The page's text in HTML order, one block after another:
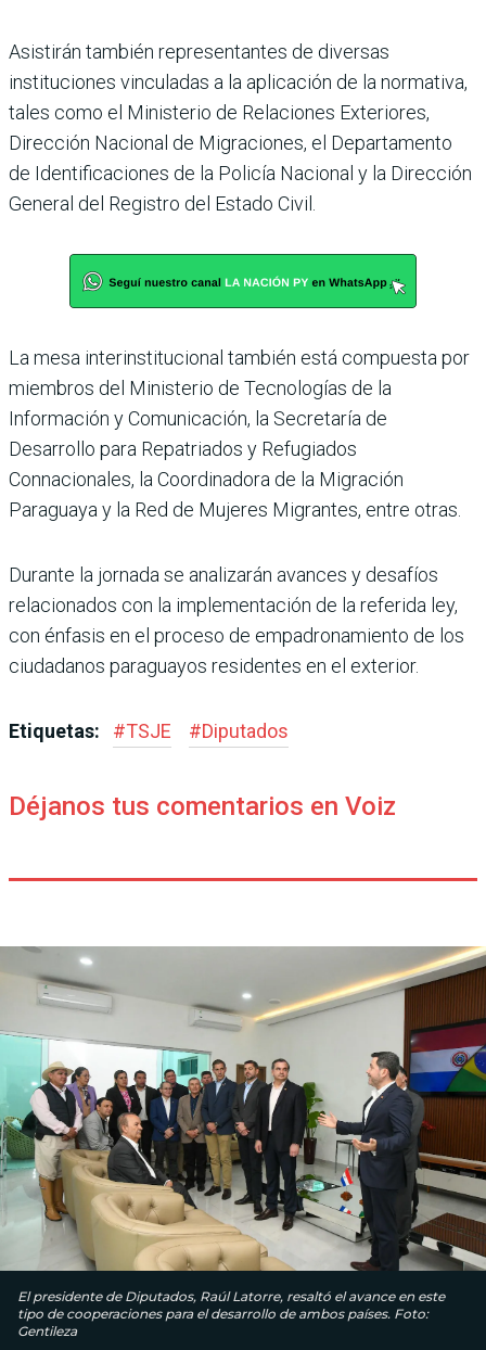
Asistirán también representantes de diversas
instituciones vinculadas a la aplicación de la normativa,
tales como el Ministerio de Relaciones Exteriores,
Dirección Nacional de Migraciones, el Departamento
de Identificaciones de la Policía Nacional y la Dirección
General del Registro del Estado Civil.
La mesa interinstitucional también está compuesta por
miembros del Ministerio de Tecnologías de la
Información y Comunicación, la Secretaría de
Desarrollo para Repatriados y Refugiados
Connacionales, la Coordinadora de la Migración
Paraguaya y la Red de Mujeres Migrantes, entre otras.
Durante la jornada se analizarán avances y desafíos
relacionados con la implementación de la referida ley,
con énfasis en el proceso de empadronamiento de los
ciudadanos paraguayos residentes en el exterior.
Etiquetas: #TSJE #Diputados
Déjanos tus comentarios en Voiz
El presidente de Diputados, Raúl Latorre, resaltó el avance en este
tipo de cooperaciones para el desarrollo de ambos países. Foto:
Gentileza